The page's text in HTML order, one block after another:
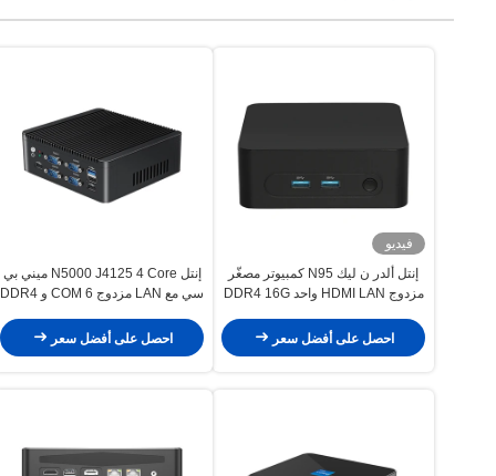
فيديو
إنتل ألدر ن ليك N95 كمبيوتر مصغّر
مزدوج HDMI LAN واحد DDR4 16G
احصل على أفضل سعر
إنتل N5000 J4125 4 Core ميني بي
سي مع LAN مزدوج 6 COM و DDR4
احصل على أفضل سعر